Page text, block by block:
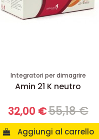
Integratori per dimagrire
Amin 21 K neutro
32,00 €55,18 €
Aggiungi al carrello